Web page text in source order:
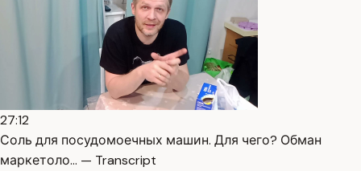
27:12
Соль для посудомоечных машин. Для чего? Обман
маркетоло… — Transcript